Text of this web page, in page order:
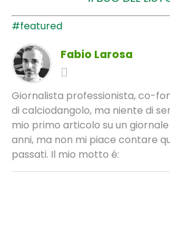
#featured
Fabio Larosa
Giornalista professionista, co-
di calciodangolo, ma niente di
mio primo articolo su un giornale
anni, ma non mi piace contare
passati. Il mio motto é: